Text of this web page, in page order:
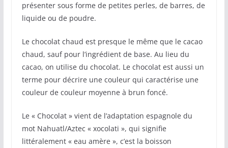
présenter sous forme de petites perles, de barres, de
liquide ou de poudre.
Le chocolat chaud est presque le même que le cacao
chaud, sauf pour l’ingrédient de base. Au lieu du
cacao, on utilise du chocolat. Le chocolat est aussi un
terme pour décrire une couleur qui caractérise une
couleur de couleur moyenne à brun foncé.
Le « Chocolat » vient de l’adaptation espagnole du
mot Nahuatl/Aztec « xocolati », qui signifie
littéralement « eau amère », c’est la boisson